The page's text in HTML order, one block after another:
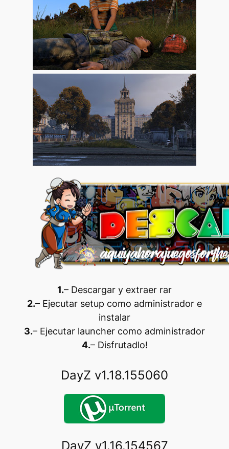
1.– Descargar y extraer rar
2.– Ejecutar setup como administrador e
instalar
3.– Ejecutar launcher como administrador
4.– Disfrutadlo!
DayZ v1.18.155060
DayZ v1.16.154567